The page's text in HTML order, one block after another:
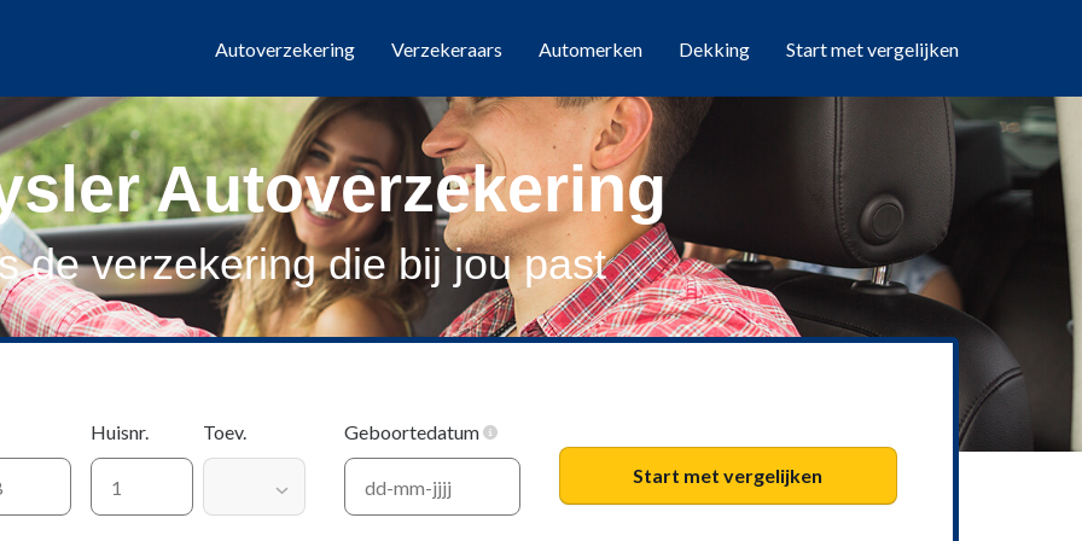
Autoverzekering Verzekeraars Automerken Dekking Start met vergelijken
Autoverzekering
de verzekering die bij jou past
Huisnr. Toev.
Geboortedatum
Start met vergelijken